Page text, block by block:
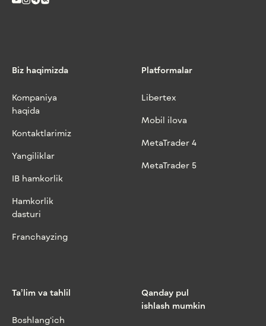
Biz haqimizda
Kompaniya
haqida
Kontaktlarimiz
Yangiliklar
IB hamkorlik
Hamkorlik
dasturi
Franchayzing
Platformalar
Libertex
Mobil ilova
MetaTrader 4
MetaTrader 5
Ta’lim va tahlil
Boshlang‘ich
Qanday pul
ishlash mumkin